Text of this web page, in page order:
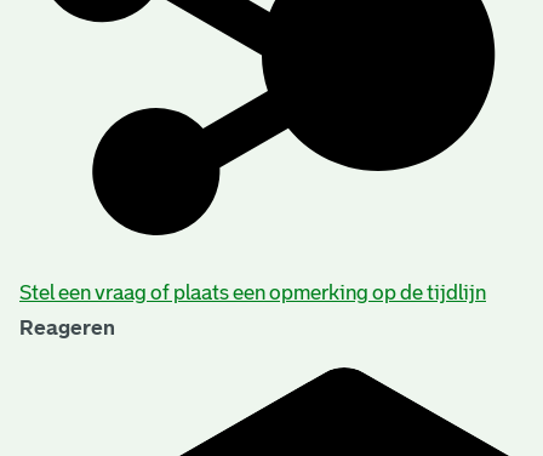
Beschrijving van de series en archiefbestanddelen
Stel een vraag of plaats een opmerking op de tijdlijn
Reageren